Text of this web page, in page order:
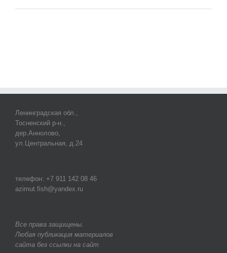
Ленинградская обл.,
Тосненский р-н.,
дер.Аннолово,
ул.Центральная, д.24
телефон: +7 911 142 08 46
azimut.fish@yandex.ru
Все права защищены.
Любая публикация материалов
сайта без ссылки на сайт